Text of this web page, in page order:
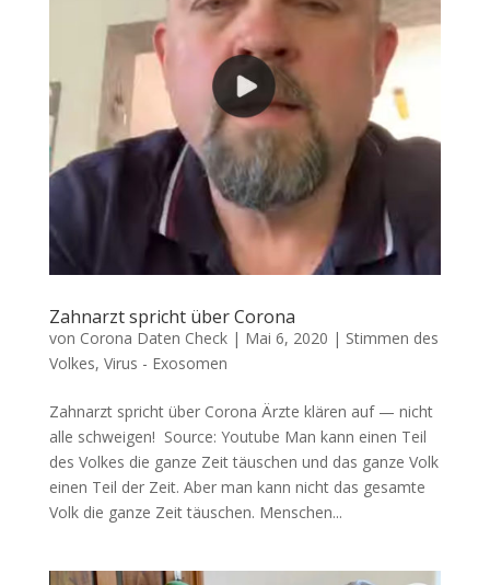
Zahnarzt spricht über Corona
von Corona Daten Check| Mai 6, 2020 | Stimmen des
Volkes, Virus - Exosomen
Zahnarzt spricht über Corona Ärz­te klä­ren auf — nicht
alle schweigen! Source: You­tube Man kann einen Teil
des Vol­kes die gan­ze Zeit täu­schen und das gan­ze Volk
einen Teil der Zeit. Aber man kann nicht das gesam­te
Volk die gan­ze Zeit täuschen. Men­schen...